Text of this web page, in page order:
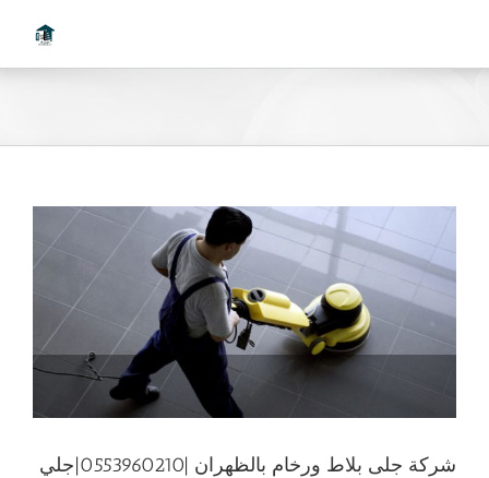
شركة جلى بلاط ورخام بالظهران |0553960210|جلي